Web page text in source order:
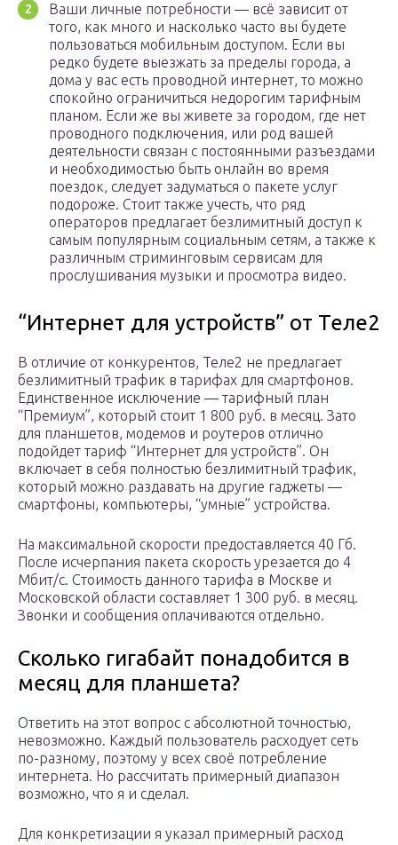
Ваши личные потребности — всё зависит от
того, как много и насколько часто вы будете
пользоваться мобильным доступом. Если вы
редко будете выезжать за пределы города, а
дома у вас есть проводной интернет, то можно
спокойно ограничиться недорогим тарифным
планом. Если же вы живете за городом, где нет
проводного подключения, или род вашей
деятельности связан с постоянными разъездами
и необходимостью быть онлайн во время
поездок, следует задуматься о пакете услуг
подороже. Стоит также учесть, что ряд
операторов предлагает безлимитный доступ к
самым популярным социальным сетям, а также к
различным стриминговым сервисам для
прослушивания музыки и просмотра видео.
“Интернет для устройств” от Теле2
В отличие от конкурентов, Теле2 не предлагает
безлимитный трафик в тарифах для смартфонов.
Единственное исключение — тарифный план
“Премиум”, который стоит 1 800 руб. в месяц. Зато
для планшетов, модемов и роутеров отлично
подойдет тариф “Интернет для устройств”. Он
включает в себя полностью безлимитный трафик,
который можно раздавать на другие гаджеты —
смартфоны, компьютеры, “умные” устройства.
На максимальной скорости предоставляется 40 Гб.
После исчерпания пакета скорость урезается до 4
Мбит/с. Стоимость данного тарифа в Москве и
Московской области составляет 1 300 руб. в месяц.
Звонки и сообщения оплачиваются отдельно.
Сколько гигабайт понадобится в
месяц для планшета?
Ответить на этот вопрос с абсолютной точностью,
невозможно. Каждый пользователь расходует сеть
по-разному, поэтому у всех своё потребление
интернета. Но рассчитать примерный диапазон
возможно, что я и сделал.
Для конкретизации я указал примерный расход